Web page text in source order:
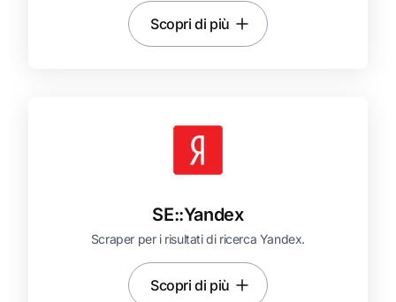
Scopri di più
SE::Yandex
Scraper per i risultati di ricerca Yandex.
Scopri di più